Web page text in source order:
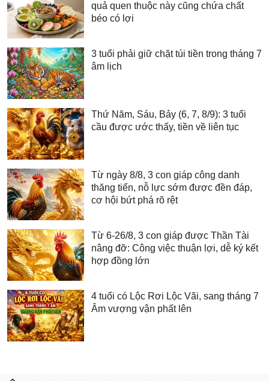
quả quen thuộc này cũng chứa chất
béo có lợi
3 tuổi phải giữ chặt túi tiền trong tháng 7
âm lịch
Thứ Năm, Sáu, Bảy (6, 7, 8/9): 3 tuổi
cầu được ước thấy, tiền về liên tục
Từ ngày 8/8, 3 con giáp công danh
thăng tiến, nỗ lực sớm được đền đáp,
cơ hội bứt phá rõ rệt
Từ 6-26/8, 3 con giáp được Thần Tài
nâng đỡ: Công việc thuận lợi, dễ ký kết
hợp đồng lớn
4 tuổi có Lộc Rơi Lộc Vãi, sang tháng 7
Âm vượng vận phất lên